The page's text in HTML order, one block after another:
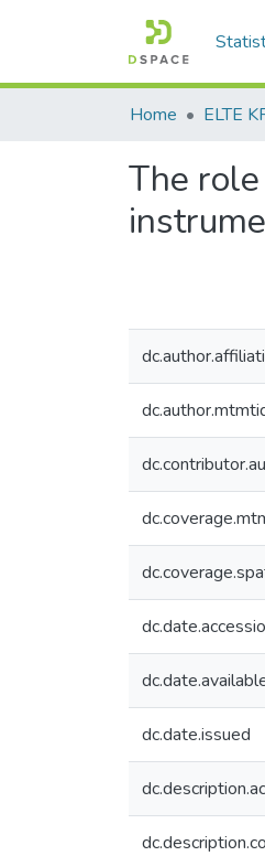
Home
The
dc.date.issued